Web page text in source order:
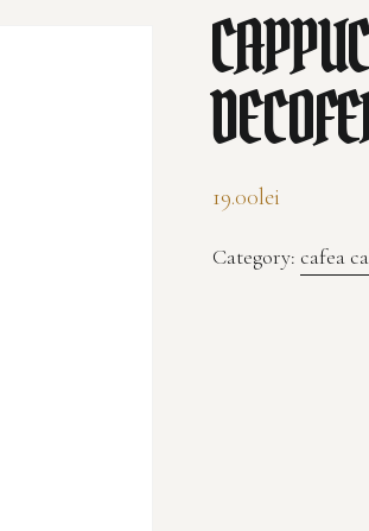
19.00lei
Category: cafea